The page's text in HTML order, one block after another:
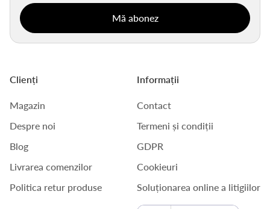
Clienți
Magazin
Despre noi
Blog
Livrarea comenzilor
Politica retur produse
Informații
Contact
Termeni și condiții
GDPR
Cookieuri
Soluționarea online a litigiilor